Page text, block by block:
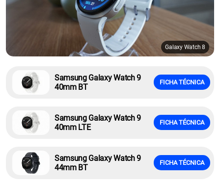
Galaxy Watch 8
Samsung Galaxy Watch 9
40mm BT
FICHA TÉCNICA
Samsung Galaxy Watch 9
40mm LTE
FICHA TÉCNICA
Samsung Galaxy Watch 9
44mm BT
FICHA TÉCNICA